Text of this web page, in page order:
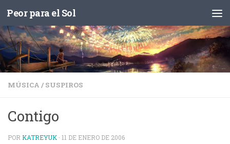
Saltar al contenido
Peor para el Sol
MÚSICA / SUSPIROS
Contigo
POR KATREYUK · 11 DE ENERO DE 2006